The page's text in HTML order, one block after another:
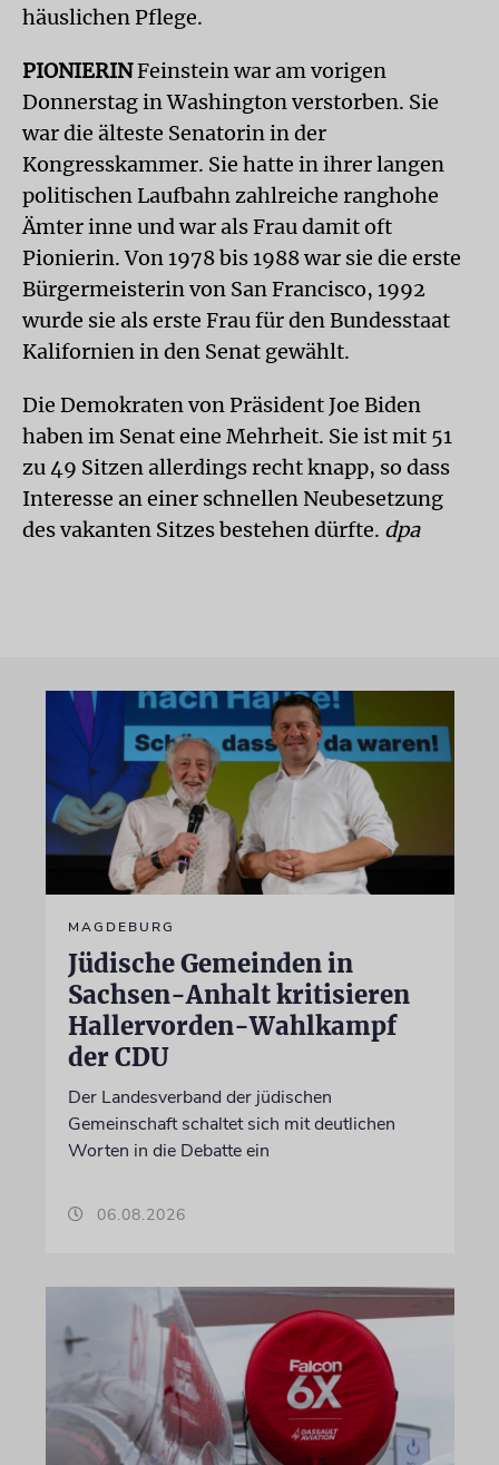
häuslichen Pflege.
PIONIERINFeinstein war am vorigen
Donnerstag in Washington verstorben. Sie
war die älteste Senatorin in der
Kongresskammer. Sie hatte in ihrer langen
politischen Laufbahn zahlreiche ranghohe
Ämter inne und war als Frau damit oft
Pionierin. Von 1978 bis 1988 war sie die erste
Bürgermeisterin von San Francisco, 1992
wurde sie als erste Frau für den Bundesstaat
Kalifornien in den Senat gewählt.
Die Demokraten von Präsident Joe Biden
haben im Senat eine Mehrheit. Sie ist mit 51
zu 49 Sitzen allerdings recht knapp, so dass
Interesse an einer schnellen Neubesetzung
des vakanten Sitzes bestehen dürfte. dpa
MAGDEBURG
Jüdische Gemeinden in
Sachsen-Anhalt kritisieren
Hallervorden-Wahlkampf
der CDU
Der Landesverband der jüdischen
Gemeinschaft schaltet sich mit deutlichen
Worten in die Debatte ein
06.08.2026